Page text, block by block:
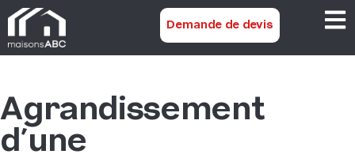
Demande de devis
Agrandissement
d’une